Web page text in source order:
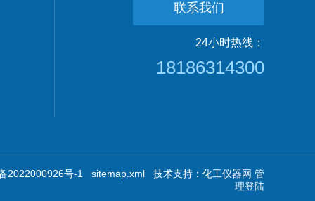
联系我们
24小时热线：
18186314300
2022000926号-1 sitemap.xml 技术支持： 化工仪器网 管
理登陆